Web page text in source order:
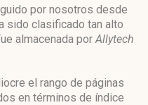
por nosotros desde
sido clasificado tan alto
almacenada porAllytech
el rango de páginas
en términos de índice